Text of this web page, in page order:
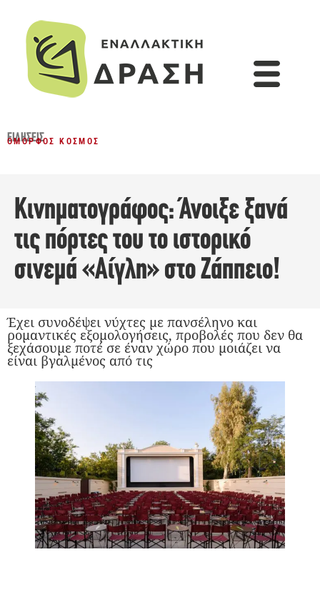
ΕΙΔΉΣΕΙΣ
ΌΜΟΡΦΟΣ ΚΌΣΜΟΣ
Κινηματογράφος: Άνοιξε ξανά
τις πόρτες του το ιστορικό
σινεμά «Αίγλη» στο Ζάππειο!
Έχει συνοδέψει νύχτες με πανσέληνο και
ρομαντικές εξομολογήσεις, προβολές που δεν θα
ξεχάσουμε ποτέ σε έναν χώρο που μοιάζει να
είναι βγαλμένος από τις